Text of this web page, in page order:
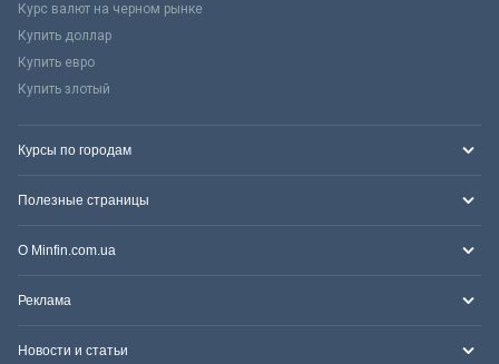
Курс валют на черном рынке
Купить доллар
Купить евро
Купить злотый
Курсы по городам
Полезные страницы
О Minfin.com.ua
Реклама
Новости и статьи